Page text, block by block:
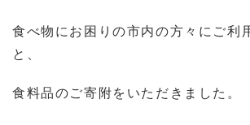
食べ物にお困りの市内の方々にご利
と、
食料品のご寄附をいただきました。